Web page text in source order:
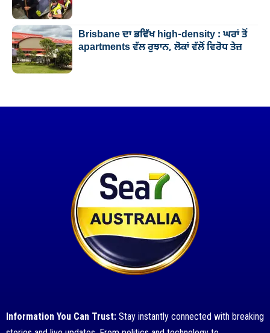
Brisbane ਦਾ ਭਵਿੱਖ high-density : ਘਰਾਂ ਤੋਂ
apartments ਵੱਲ ਰੁਝਾਨ, ਲੋਕਾਂ ਵੱਲੋਂ ਵਿਰੋਧ ਤੇਜ਼
Information You Can Trust: Stay instantly connected with breaking